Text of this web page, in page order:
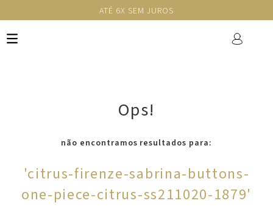
ATÉ 6X SEM JUROS
Ops!
não encontramos resultados para:
'citrus-firenze-sabrina-buttons-
one-piece-citrus-ss211020-1879'